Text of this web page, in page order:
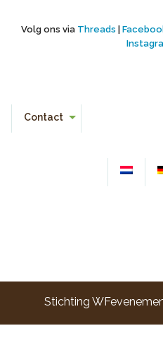
Volg ons via Threads
Contact
Stichting